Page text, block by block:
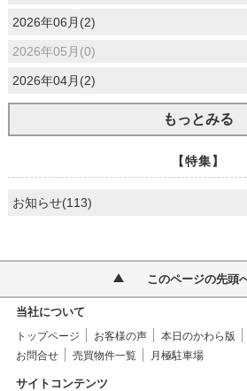
2026年06月(2)
2026年05月(0)
2026年04月(2)
もっとみる
【特集】
お知らせ(113)
このページの先頭
当社について
トップページ お客様の声 本日のかわら版
お問合せ
売買物件一覧 月極駐車場
サイトコンテンツ